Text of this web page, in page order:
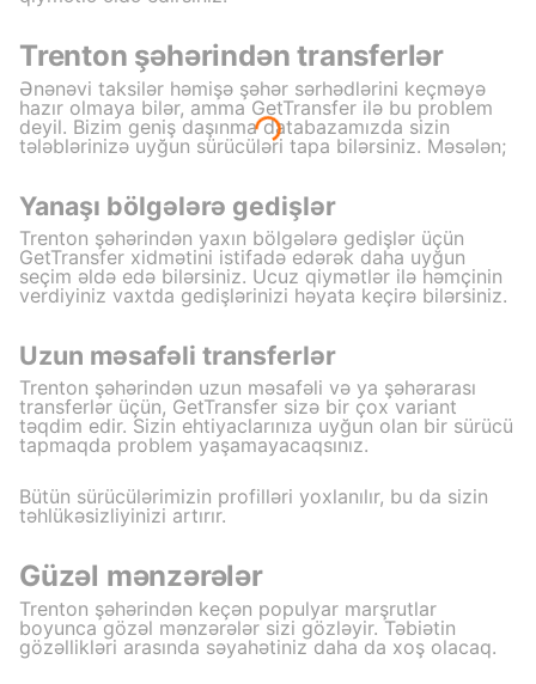
Trenton şəhərindən transferlər
Ənənəvi taksilər həmişə şəhər sərhədlərini keçməyə
hazır olmaya bilər, amma GetTransfer ilə bu problem
deyil. Bizim geniş daşınma databazamızda sizin
tələblərinizə uyğun sürücüləri tapa bilərsiniz. Məsələn;
Yanaşı bölgələrə gedişlər
Trenton şəhərindən yaxın bölgələrə gedişlər üçün
GetTransfer xidmətini istifadə edərək daha uyğun
seçim əldə edə bilərsiniz. Ucuz qiymətlər ilə həmçinin
verdiyiniz vaxtda gedişlərinizi həyata keçirə bilərsiniz.
Uzun məsafəli transferlər
Trenton şəhərindən uzun məsafəli və ya şəhərarası
transferlər üçün, GetTransfer sizə bir çox variant
təqdim edir. Sizin ehtiyaclarınıza uyğun olan bir sürücü
tapmaqda problem yaşamayacaqsınız.
Bütün sürücülərimizin profilləri yoxlanılır, bu da sizin
təhlükəsizliyinizi artırır.
Güzəl mənzərələr
Trenton şəhərindən keçən populyar marşrutlar
boyunca gözəl mənzərələr sizi gözləyir. Təbiətin
gözəllikləri arasında səyahətiniz daha da xoş olacaq.